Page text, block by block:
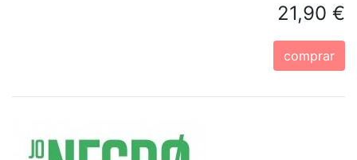
21,90 €
comprar